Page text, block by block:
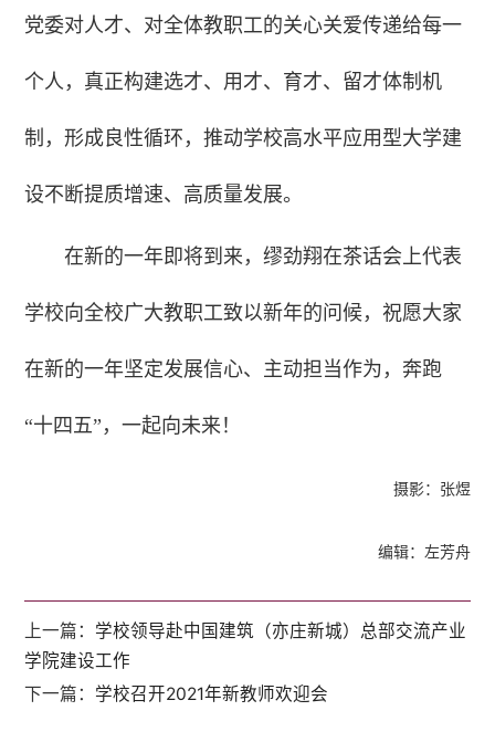
党委对人才、对全体教职工的关心关爱传递给每一
个人，真正构建选才、用才、育才、留才体制机
制，形成良性循环，推动学校高水平应用型大学建
设不断提质增速、高质量发展。
在新的一年即将到来，缪劲翔在茶话会上代表
学校向全校广大教职工致以新年的问候，祝愿大家
在新的一年坚定发展信心、主动担当作为，奔跑
“十四五”，一起向未来！
摄影：张煜
编辑：左芳舟
上一篇： 学校领导赴中国建筑（亦庄新城）总部交流产业
学院建设工作
下一篇： 学校召开2021年新教师欢迎会